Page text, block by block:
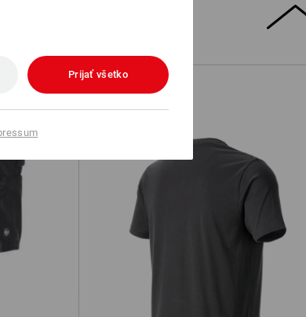
Tričko e.s.iconic works
Prijať všetko